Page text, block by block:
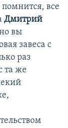
все
Дмитрий
вы
завеса с
раз
та же